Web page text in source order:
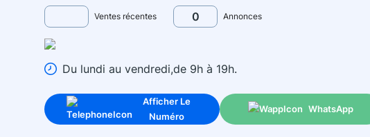
Ventes récentes 0 Annonces
Du lundi au vendredi,de 9h à 19h.
Afficher Le
Numéro
WhatsApp